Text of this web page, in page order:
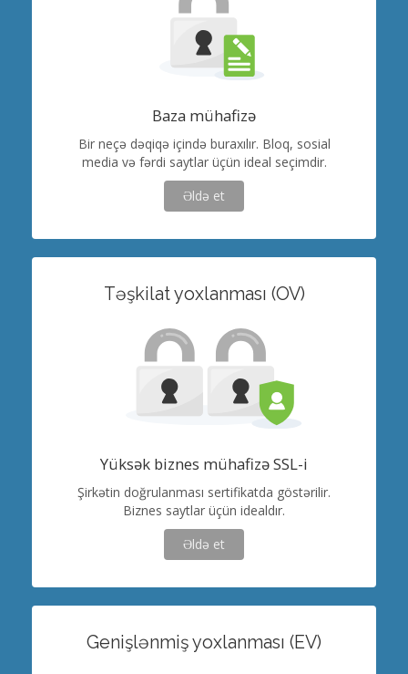
Baza mühafizə
Bir neçə dəqiqə içində buraxılır. Bloq, sosial
media və fərdi saytlar üçün ideal seçimdir.
Əldə et
Təşkilat yoxlanması (OV)
Yüksək biznes mühafizə SSL-i
Şirkətin doğrulanması sertifikatda göstərilir.
Biznes saytlar üçün idealdır.
Əldə et
Genişlənmiş yoxlanması (EV)